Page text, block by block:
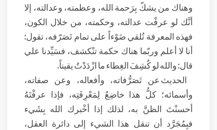
وهناك من يشكّ بِرَحمة الله، وعظمته، وعدالته، إلا
أنَّك لو عرفْت عدالته، وحكمته، من خلال الكون،
فهذه المعرفة تُلقي ضَوْءاً على تمام تَصَرّفه، تقول:
أنا لا أعلم وربّما هناك حكمة تنْكشف، فسَيِّدنا علي
قال: والله لو كُشِفَ الغِطاء ما ازْدَدْتُ يقيناً.
الحديث عن تَصَرُّفاته، وأفعاله، وعن صفاته،
وأسمائه؛ كلُّ هذا خاضِعٌ لِمَعْرِفَتِه، فإذا عرفْتَهُ
أحسنْتَ الظنَّ به، لذلك إذا أخْبرك الله بِشَيء
فبِمُجَرَّد أن تنقل هذا الشيء إلى دائرة العقل،